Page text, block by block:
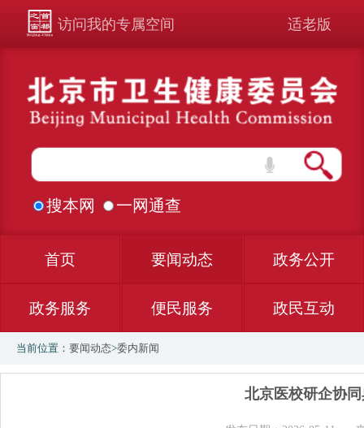
访问我的专属空间 适老版
搜本网 一网通查
首页 要闻动态 政务公开
政务服务 便民服务 政民互动
当前位置： 要闻动态>委内新闻
北京医校研企协